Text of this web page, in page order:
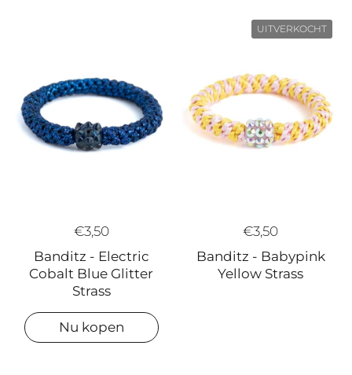
€3,50
Banditz - Electric
Cobalt Blue Glitter
Strass
Nu kopen
€3,50
Banditz - Babypink
Yellow Strass
UITVERKOCHT